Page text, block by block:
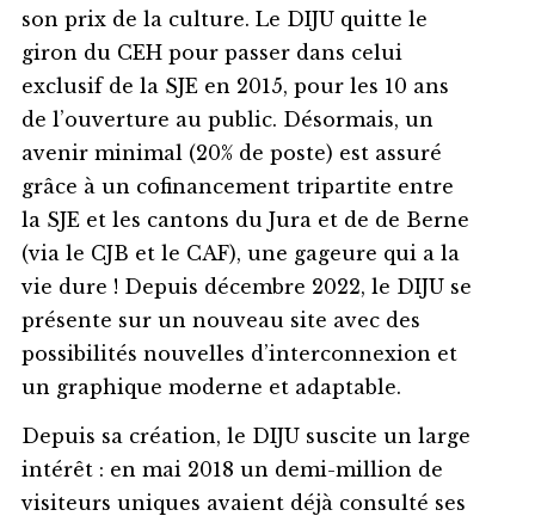
son prix de la culture. Le DIJU quitte le
giron du CEH pour passer dans celui
exclusif de la SJE en 2015, pour les 10 ans
de l’ouverture au public. Désormais, un
avenir minimal (20% de poste) est assuré
grâce à un cofinancement tripartite entre
la SJE et les cantons du Jura et de de Berne
(via le CJB et le CAF), une gageure qui a la
vie dure ! Depuis décembre 2022, le DIJU se
présente sur un nouveau site avec des
possibilités nouvelles d’interconnexion et
un graphique moderne et adaptable.
Depuis sa création, le DIJU suscite un large
intérêt : en mai 2018 un demi-million de
visiteurs uniques avaient déjà consulté ses